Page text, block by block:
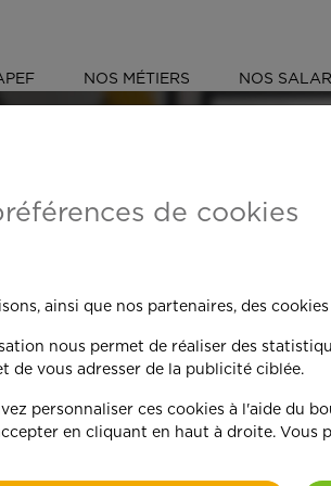
NOS MÉTIERS NOS
toujours
on y
de cookies
ainsi que nos partenaires, des cookies
nous permet de réaliser des
de vous adresser de la publicité ciblée.
personnaliser ces cookies à l'aide du
en cliquant en haut à droite.